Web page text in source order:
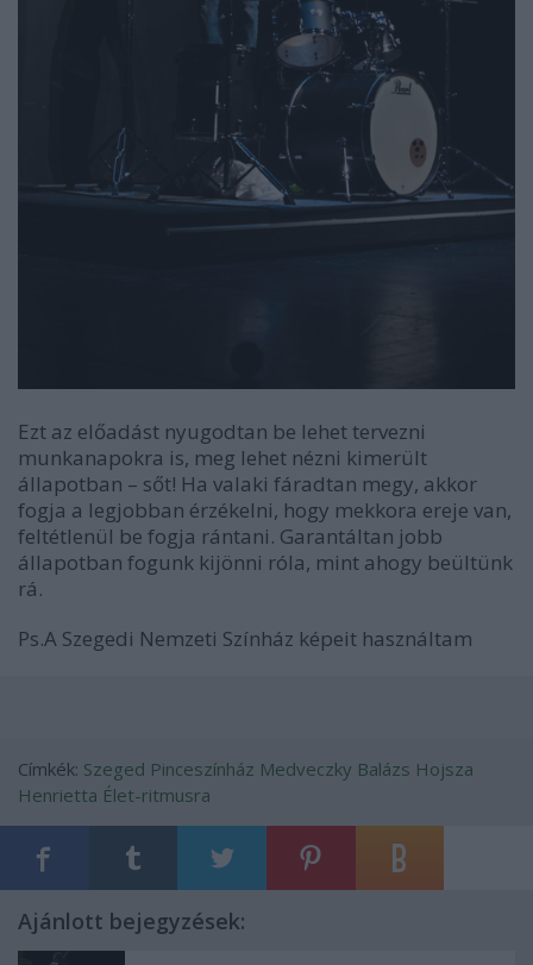
Ezt az előadást nyugodtan be lehet tervezni
munkanapokra is, meg lehet nézni kimerült
állapotban – sőt! Ha valaki fáradtan megy, akkor
fogja a legjobban érzékelni, hogy mekkora ereje van,
feltétlenül be fogja rántani. Garantáltan jobb
állapotban fogunk kijönni róla, mint ahogy beültünk
rá.
Ps.A Szegedi Nemzeti Színház képeit használtam
Címkék: Szeged Pinceszínház Medveczky Balázs Hojsza
Henrietta Élet-ritmusra
Ajánlott bejegyzések: